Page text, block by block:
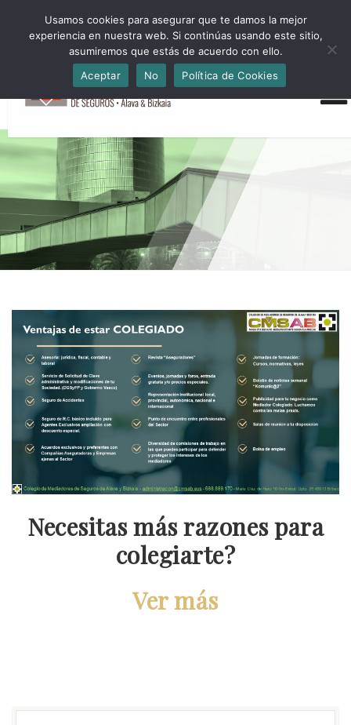
HORARIO INVIERNO Lun-Jue 09:00-16:30 Vier 9:00-14:00
administracion@cmsab.eus 94.442.43.43 Móvil y Whatsapp
688.889.170
Necesitas más razones para
colegiarte?
Ver más
Usamos cookies para asegurar que te damos la mejor
experiencia en nuestra web. Si continúas usando este sitio,
asumiremos que estás de acuerdo con ello.
Aceptar
No Política de Cookies